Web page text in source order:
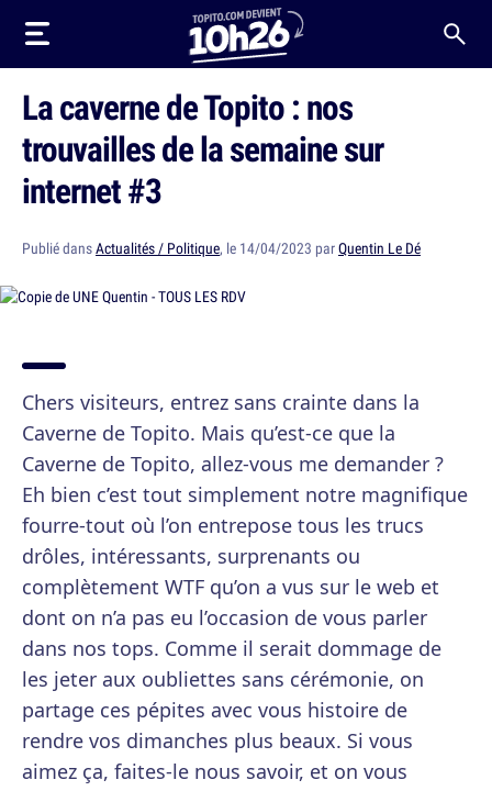
La caverne de Topito : nos
trouvailles de la semaine sur
internet #3
Publié dansActualités / Politique, le 14/04/2023 parQuentin Le Dé
Chers visiteurs, entrez sans crainte dans la
Caverne de Topito. Mais qu’est-ce que la
Caverne de Topito, allez-vous me demander ?
Eh bien c’est tout simplement notre magnifique
fourre-tout où l’on entrepose tous les trucs
drôles, intéressants, surprenants ou
complètement WTF qu’on a vus sur le web et
dont on n’a pas eu l’occasion de vous parler
dans nos tops. Comme il serait dommage de
les jeter aux oubliettes sans cérémonie, on
partage ces pépites avec vous histoire de
rendre vos dimanches plus beaux. Si vous
aimez ça, faites-le nous savoir, et on vous